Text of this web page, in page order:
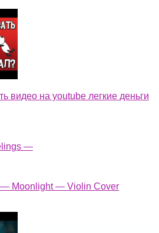
видео на youtube легкие деньги
—
— Moonlight — Violin Cover